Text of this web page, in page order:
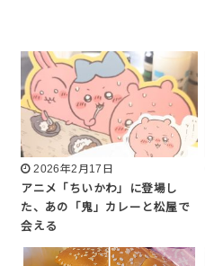
2026年2月17日
アニメ「ちいかわ」に登場し
た、あの「鬼」カレーと松屋で
会える